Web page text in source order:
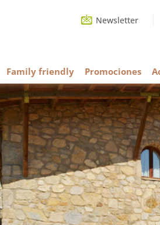
Newsletter
Family friendly Promociones